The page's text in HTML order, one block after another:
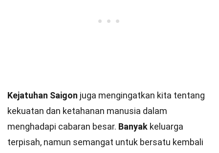
Kejatuhan Saigon juga mengingatkan kita tentang
kekuatan dan ketahanan manusia dalam
menghadapi cabaran besar. Banyak keluarga
terpisah, namun semangat untuk bersatu kembali